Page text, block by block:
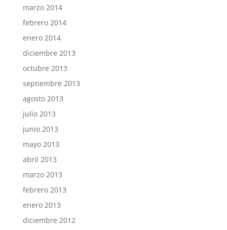
marzo 2014
febrero 2014
enero 2014
diciembre 2013
octubre 2013
septiembre 2013
agosto 2013
julio 2013
junio 2013
mayo 2013
abril 2013
marzo 2013
febrero 2013
enero 2013
diciembre 2012